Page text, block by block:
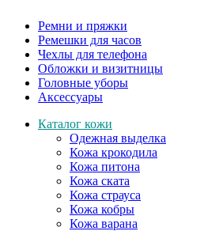
Ремни и пряжки
Ремешки для часов
Чехлы для телефона
Обложки и визитницы
Головные уборы
Аксессуары
Каталог кожи
Одежная выделка
Кожа крокодила
Кожа питона
Кожа ската
Кожа страуса
Кожа кобры
Кожа варана